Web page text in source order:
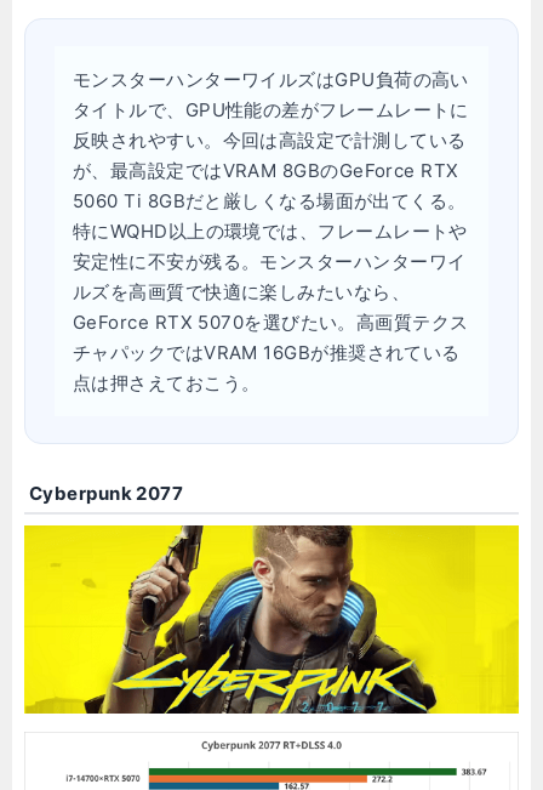
モンスターハンターワイルズはGPU負荷の高い
タイトルで、GPU性能の差がフレームレートに
反映されやすい。今回は高設定で計測している
が、最高設定ではVRAM 8GBのGeForce RTX
5060 Ti 8GBだと厳しくなる場面が出てくる。
特にWQHD以上の環境では、フレームレートや
安定性に不安が残る。モンスターハンターワイ
ルズを高画質で快適に楽しみたいなら、
GeForce RTX 5070を選びたい。高画質テクス
チャパックではVRAM 16GBが推奨されている
点は押さえておこう。
Cyberpunk 2077